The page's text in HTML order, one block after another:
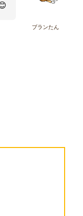
ブランたん